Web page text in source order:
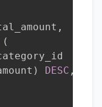
,
(
) DESC ,